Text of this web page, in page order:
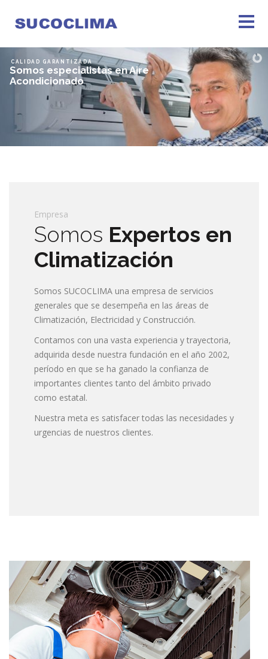
Somos especialistas en Aire
Empresa
Somos Expertos en
Climatización
Somos SUCOCLIMA una empresa de servicios
generales que se desempeña en las áreas de
Climatización, Electricidad y Construcción.
Contamos con una vasta experiencia y trayectoria,
adquirida desde nuestra fundación en el año 2002,
período en que se ha ganado la confianza de
importantes clientes tanto del ámbito privado
como estatal.
Nuestra meta es satisfacer todas las necesidades y
urgencias de nuestros clientes.